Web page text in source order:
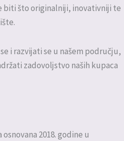
biti što originalniji, inovativniji te
i razvijati se u našem području,
zadovoljstvo naših kupaca
2018. godine u